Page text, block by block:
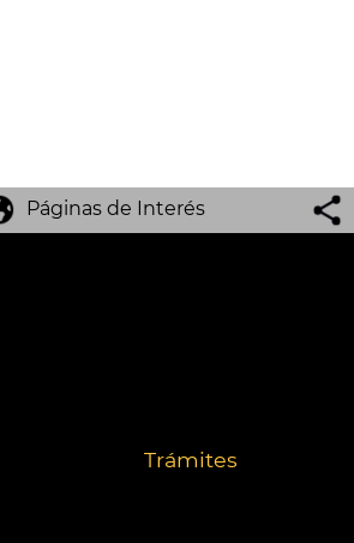
Páginas de Interés
Trámites